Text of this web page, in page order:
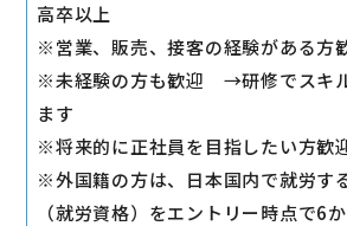
契約への誘導、店舗の利益に繋がる
チを実施します。
◇注力サービスのご提案
スマホ教室を通して「PayPay」「
グ」「LINE」など、おススメサービ
ながら提案します。
高卒以上
※営業、販売、接客の経験がある方
※未経験の方も歓迎 →研修でスキ
ます
※将来的に正社員を目指したい方歓
※外国籍の方は、日本国内で就労す
（就労資格）をエントリー時点で6